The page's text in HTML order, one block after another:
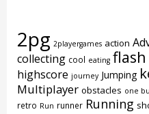
2pg 2playergames action
collecting cool eating flash
highscore journey Jumping
Multiplayer obstacles one
retro Run runner Running